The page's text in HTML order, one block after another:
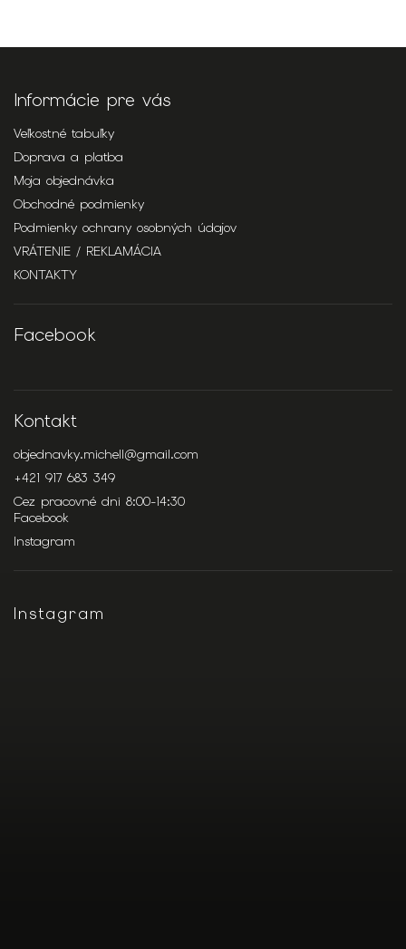
Informácie pre vás
Veľkostné tabuľky
Doprava a platba
Moja objednávka
Obchodné podmienky
Podmienky ochrany osobných údajov
VRÁTENIE / REKLAMÁCIA
KONTAKTY
Facebook
Kontakt
objednavky.michell@gmail.com
+421 917 683 349
Cez pracovné dni 8:00-14:30
Facebook
Instagram
Instagram